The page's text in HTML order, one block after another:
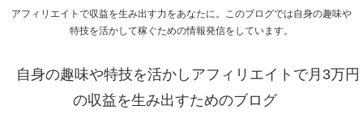
アフィリエイトで収益を生み出す力をあなたに。このブログでは自身の趣味や
特技を活かして稼ぐための情報発信をしています。
自身の趣味や特技を活かしアフィリエイトで月3万円
の収益を生み出すためのブログ